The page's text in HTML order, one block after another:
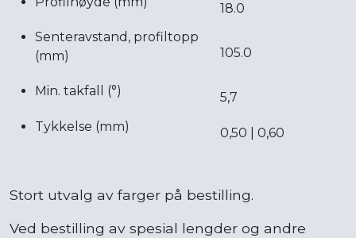
18.0
Senteravstand, profiltopp
(mm)
105.0
Min. takfall (°)
5,7
Tykkelse (mm)
0,50 | 0,60
Stort utvalg av farger på bestilling.
Ved bestilling av spesial lengder og andre